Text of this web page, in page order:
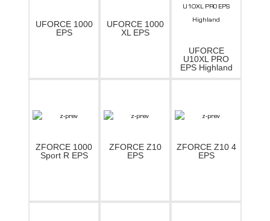
UFORCE 1000
EPS
UFORCE 1000
XL EPS
UFORCE
U10XL PRO
EPS Highland
ZFORCE 1000
Sport R EPS
ZFORCE Z10
EPS
ZFORCE Z10 4
EPS